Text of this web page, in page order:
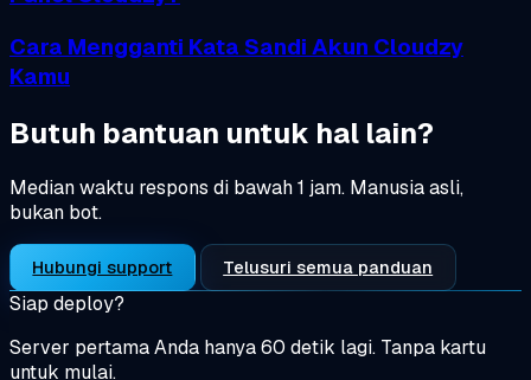
Cara Mengganti Kata Sandi Akun Cloudzy
Kamu
Butuh bantuan untuk hal lain?
Median waktu respons di bawah 1 jam. Manusia asli,
bukan bot.
Hubungi support Telusuri semua panduan
Siap deploy?
Server pertama Anda hanya 60 detik lagi. Tanpa kartu
untuk mulai.